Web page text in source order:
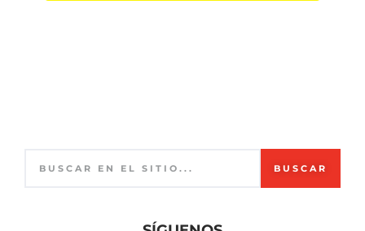
BUSCAR